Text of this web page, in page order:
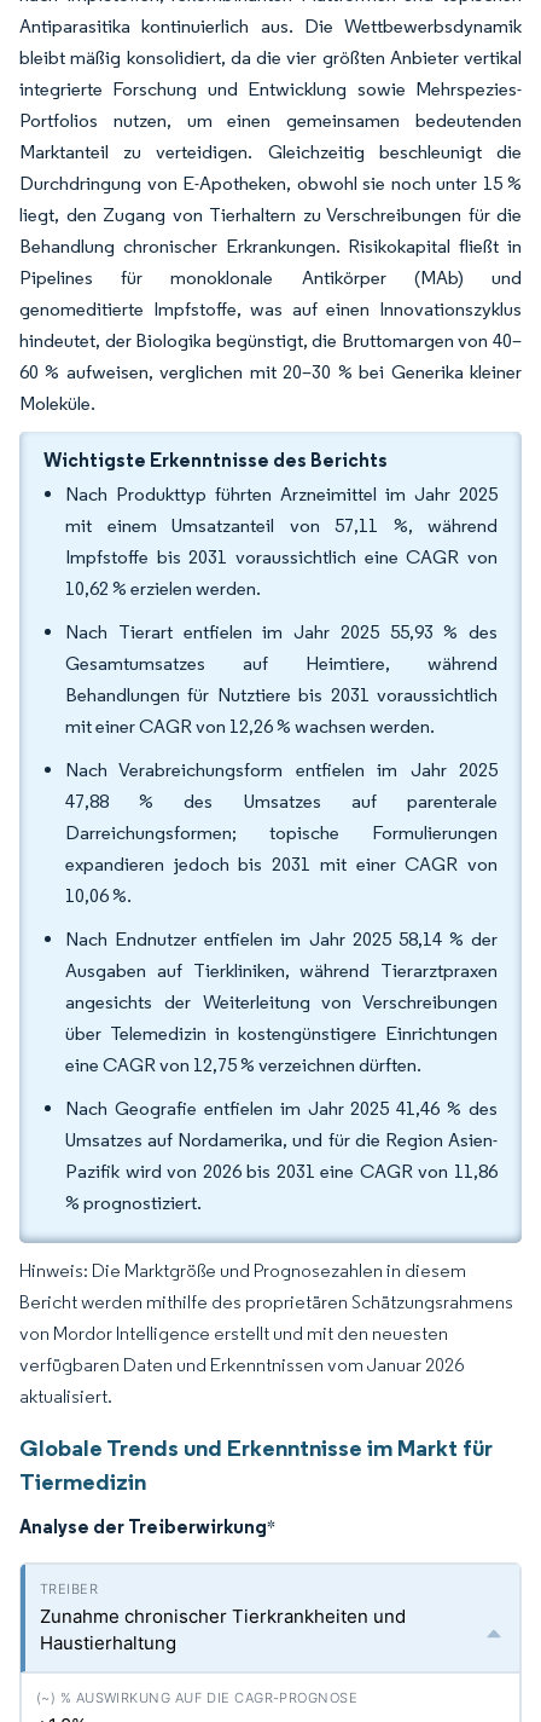
Antiparasitika kontinuierlich aus. Die Wettbewerbsdynamik
bleibt mäßig konsolidiert, da die vier größten Anbieter vertikal
integrierte Forschung und Entwicklung sowie Mehrspezies-
Portfolios nutzen, um einen gemeinsamen bedeutenden
Marktanteil zu verteidigen. Gleichzeitig beschleunigt die
Durchdringung von E-Apotheken, obwohl sie noch unter 15 %
liegt, den Zugang von Tierhaltern zu Verschreibungen für die
Behandlung chronischer Erkrankungen. Risikokapital fließt in
Pipelines für monoklonale Antikörper (MAb) und
genomeditierte Impfstoffe, was auf einen Innovationszyklus
hindeutet, der Biologika begünstigt, die Bruttomargen von 40–
60 % aufweisen, verglichen mit 20–30 % bei Generika kleiner
Moleküle.
Wichtigste Erkenntnisse des Berichts
Nach Produkttyp führten Arzneimittel im Jahr 2025
mit einem Umsatzanteil von 57,11 %, während
Impfstoffe bis 2031 voraussichtlich eine CAGR von
10,62 % erzielen werden.
Nach Tierart entfielen im Jahr 2025 55,93 % des
Gesamtumsatzes auf Heimtiere, während
Behandlungen für Nutztiere bis 2031 voraussichtlich
mit einer CAGR von 12,26 % wachsen werden.
Nach Verabreichungsform entfielen im Jahr 2025
47,88 % des Umsatzes auf parenterale
Darreichungsformen; topische Formulierungen
expandieren jedoch bis 2031 mit einer CAGR von
10,06 %.
Nach Endnutzer entfielen im Jahr 2025 58,14 % der
Ausgaben auf Tierkliniken, während Tierarztpraxen
angesichts der Weiterleitung von Verschreibungen
über Telemedizin in kostengünstigere Einrichtungen
eine CAGR von 12,75 % verzeichnen dürften.
Nach Geografie entfielen im Jahr 2025 41,46 % des
Umsatzes auf Nordamerika, und für die Region Asien-
Pazifik wird von 2026 bis 2031 eine CAGR von 11,86
% prognostiziert.
Hinweis: Die Marktgröße und Prognosezahlen in diesem
Bericht werden mithilfe des proprietären Schätzungsrahmens
von Mordor Intelligence erstellt und mit den neuesten
verfügbaren Daten und Erkenntnissen vom Januar 2026
aktualisiert.
Globale Trends und Erkenntnisse im Markt für
Tiermedizin
Analyse der Treiberwirkung*
Zunahme chronischer Tierkrankheiten und
Haustierhaltung